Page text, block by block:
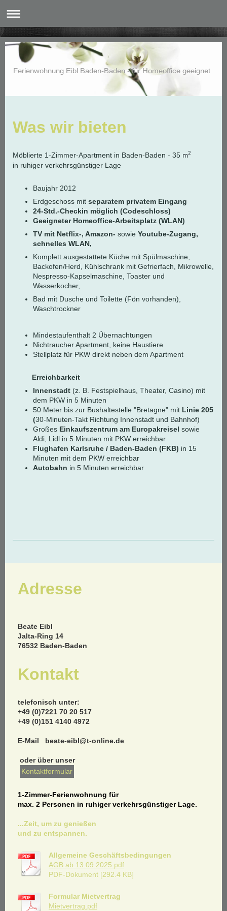
Ferienwohnung Eibl Baden-Baden - für Homeoffice geeignet
Was wir bieten
Möblierte 1-Zimmer-Apartment in Baden-Baden - 35 m2
in ruhiger verkehrsgünstiger Lage
Baujahr 2012
Erdgeschoss mit separatem privatem Eingang
24-Std.-Checkin möglich (Codeschloss)
Geeigneter Homeoffice-Arbeitsplatz (WLAN)
TV mit Netflix-, Amazon- sowie Youtube-Zugang,
schnelles WLAN,
Komplett ausgestattete Küche mit Spülmaschine,
Backofen/Herd, Kühlschrank mit Gefrierfach, Mikrowelle,
Nespresso-Kapselmaschine, Toaster und
Wasserkocher,
Bad mit Dusche und Toilette (Fön vorhanden),
Waschtrockner
Mindestaufenthalt 2 Übernachtungen
Nichtraucher Apartment, keine Haustiere
Stellplatz für PKW direkt neben dem Apartment
Erreichbarkeit
Innenstadt (z. B. Festspielhaus, Theater, Casino) mit
dem PKW in 5 Minuten
50 Meter bis zur Bushaltestelle "Bretagne" mit Linie 205
(30-Minuten-Takt Richtung Innenstadt und Bahnhof)
Großes Einkaufszentrum am Europakreisel sowie
Aldi, Lidl in 5 Minuten mit PKW erreichbar
Flughafen Karlsruhe / Baden-Baden (FKB) in 15
Minuten mit dem PKW erreichbar
Autobahn in 5 Minuten erreichbar
Adresse
Beate Eibl
Jalta-Ring 14
76532 Baden-Baden
Kontakt
telefonisch unter:
+49 (0)7221 70 20 517
+49 (0)151 4140 4972
E-Mail beate-eibl@t-online.de
oder über unser
Kontaktformular
1-Zimmer-Ferienwohnung für
max. 2 Personen in ruhiger verkehrsgünstiger Lage.
...Zeit, um zu genießen
und zu entspannen.
Allgemeine Geschäftsbedingungen
AGB ab 13.09.2025.pdf
PDF-Dokument [292.4 KB]
Formular Mietvertrag
Mietvertrag.pdf